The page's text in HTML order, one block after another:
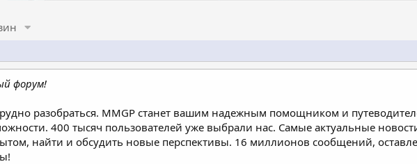
форум!
разобраться. MMGP станет вашим надежным помощником и
400 тысяч пользователей уже выбрали нас. Самые актуальные
найти и обсудить новые перспективы. 16 миллионов сообщений,